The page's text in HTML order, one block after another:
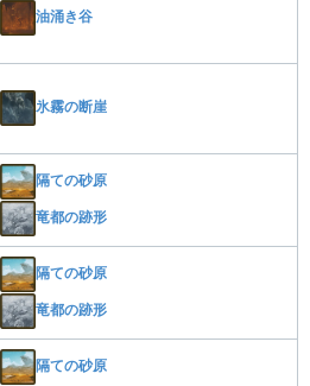
油涌き谷
氷霧の断崖
隔ての砂原
竜都の跡形
隔ての砂原
竜都の跡形
隔ての砂原